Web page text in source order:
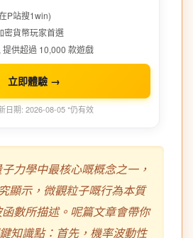
P站搜1win)
密貨幣玩家首選
提供超過 10,000 款遊戲
立即體驗 →
日期: 2026-08-05 *仍有效
力學中最核心嘅概念之一，
顯示，微觀粒子嘅行為本質
數所描述。呢篇文章會帶你
知識點：首先，機率波動性